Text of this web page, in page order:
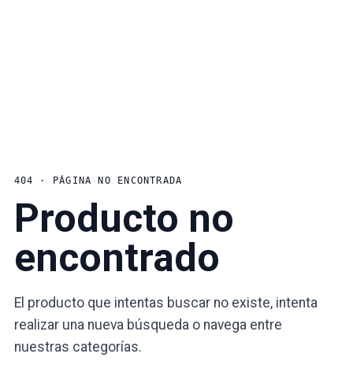
404 · PÁGINA NO ENCONTRADA
Producto no
encontrado
El producto que intentas buscar no existe, intenta
realizar una nueva búsqueda o navega entre
nuestras categorías.